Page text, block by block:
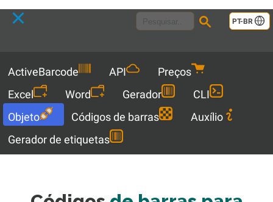
PT-BR
ActiveBarcode API
Preços
Excel
Word Gerador
CLI
Objeto
Códigos de barras
Auxílio
Gerador de etiquetas